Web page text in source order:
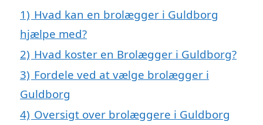
1) Hvad kan en brolægger i Guldborg
hjælpe med?
2) Hvad koster en Brolægger i Guldborg?
3) Fordele ved at vælge brolægger i
Guldborg
4) Oversigt over brolæggere i Guldborg